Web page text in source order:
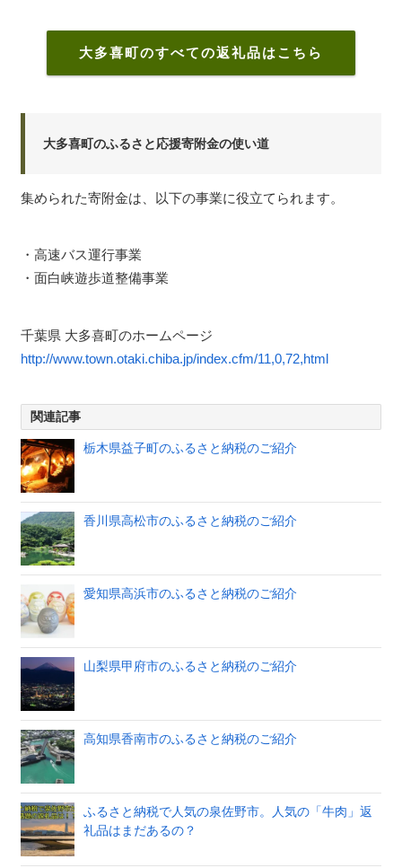
大多喜町のすべての返礼品はこちら
大多喜町のふるさと応援寄附金の使い道
集められた寄附金は、以下の事業に役立てられます。
・高速バス運行事業
・面白峡遊歩道整備事業
千葉県 大多喜町のホームページ
http://www.town.otaki.chiba.jp/index.cfm/11,0,72,html
関連記事
栃木県益子町のふるさと納税のご紹介
香川県高松市のふるさと納税のご紹介
愛知県高浜市のふるさと納税のご紹介
山梨県甲府市のふるさと納税のご紹介
高知県香南市のふるさと納税のご紹介
ふるさと納税で人気の泉佐野市。人気の「牛肉」返
礼品はまだあるの？